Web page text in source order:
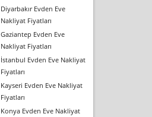
Diyarbakır Evden Eve
Nakliyat Fiyatları
Gaziantep Evden Eve
Nakliyat Fiyatları
İstanbul Evden Eve Nakliyat
Fiyatları
Kayseri Evden Eve Nakliyat
Fiyatları
Konya Evden Eve Nakliyat